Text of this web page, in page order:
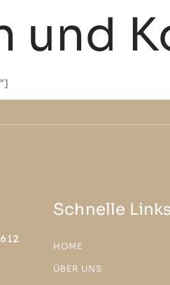
und
Schnelle
HOME
ÜBER UNS